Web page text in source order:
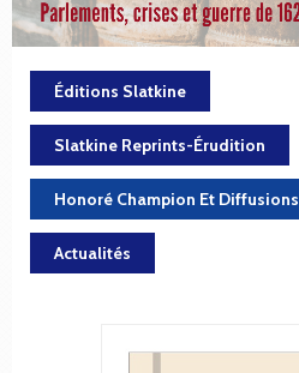
Éditions Slatkine
Slatkine Reprints-Érudition
Honoré Champion Et Diffusions
Actualités